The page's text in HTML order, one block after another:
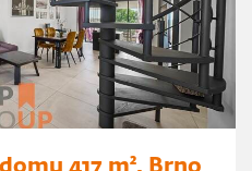
417 m², Brno